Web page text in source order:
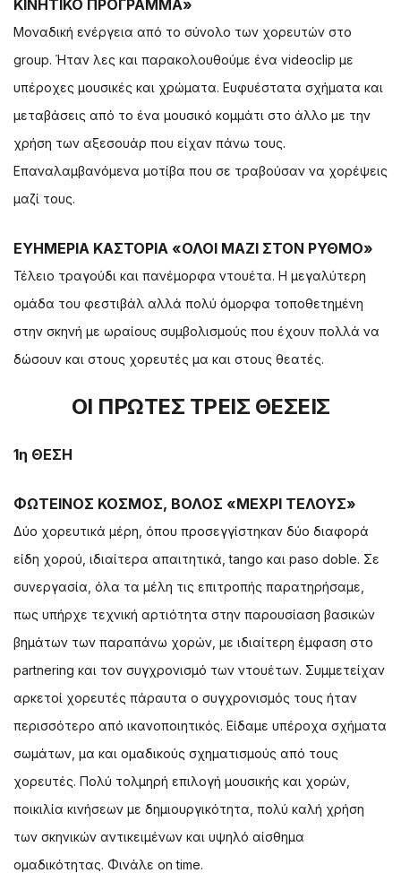
ΚΙΝΗΤΙΚΟ ΠΡΟΓΡΑΜΜΑ»
Μοναδική ενέργεια από το σύνολο των χορευτών στο
group. Ήταν λες και παρακολουθούμε ένα videoclip με
υπέροχες μουσικές και χρώματα. Ευφυέστατα σχήματα και
μεταβάσεις από το ένα μουσικό κομμάτι στο άλλο με την
χρήση των αξεσουάρ που είχαν πάνω τους.
Επαναλαμβανόμενα μοτίβα που σε τραβούσαν να χορέψεις
μαζί τους.
ΕΥΗΜΕΡΙΑ ΚΑΣΤΟΡΙΑ «ΟΛΟΙ ΜΑΖΙ ΣΤΟΝ ΡΥΘΜΟ»
Τέλειο τραγούδι και πανέμορφα ντουέτα. Η μεγαλύτερη
ομάδα του φεστιβάλ αλλά πολύ όμορφα τοποθετημένη
στην σκηνή με ωραίους συμβολισμούς που έχουν πολλά να
δώσουν και στους χορευτές μα και στους θεατές.
ΟΙ ΠΡΩΤΕΣ ΤΡΕΙΣ ΘΕΣΕΙΣ
1η ΘΕΣΗ
ΦΩΤΕΙΝΟΣ ΚΟΣΜΟΣ, ΒΟΛΟΣ «ΜΕΧΡΙ ΤΕΛΟΥΣ»
Δύο χορευτικά μέρη, όπου προσεγγίστηκαν δύο διαφορά
είδη χορού, ιδιαίτερα απαιτητικά, tango και paso doble. Σε
συνεργασία, όλα τα μέλη τις επιτροπής παρατηρήσαμε,
πως υπήρχε τεχνική αρτιότητα στην παρουσίαση βασικών
βημάτων των παραπάνω χορών, με ιδιαίτερη έμφαση στο
partnering και τον συγχρονισμό των ντουέτων. Συμμετείχαν
αρκετοί χορευτές πάραυτα ο συγχρονισμός τους ήταν
περισσότερο από ικανοποιητικός. Είδαμε υπέροχα σχήματα
σωμάτων, μα και ομαδικούς σχηματισμούς από τους
χορευτές. Πολύ τολμηρή επιλογή μουσικής και χορών,
ποικιλία κινήσεων με δημιουργικότητα, πολύ καλή χρήση
των σκηνικών αντικειμένων και υψηλό αίσθημα
ομαδικότητας. Φινάλε on time.